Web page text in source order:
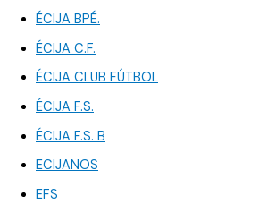
ÉCIJA BPÉ.
ÉCIJA C.F.
ÉCIJA CLUB FÚTBOL
ÉCIJA F.S.
ÉCIJA F.S. B
ECIJANOS
EFS